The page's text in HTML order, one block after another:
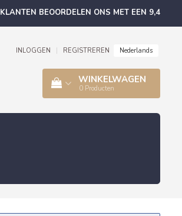
KLANTEN BEOORDELEN ONS MET EEN 9,4
INLOGGEN REGISTREREN Nederlands
WINKELWAGEN
0 Producten